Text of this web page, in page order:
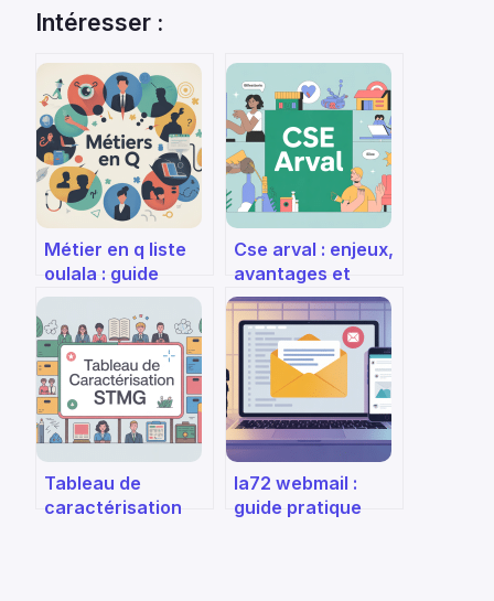
Intéresser :
Métier en q liste
oulala : guide
sérieux d’un sujet
pas si léger
Cse arval : enjeux,
avantages et
fonctionnement
pour les salariés
Tableau de
caractérisation
Ia72 webmail :
guide pratique